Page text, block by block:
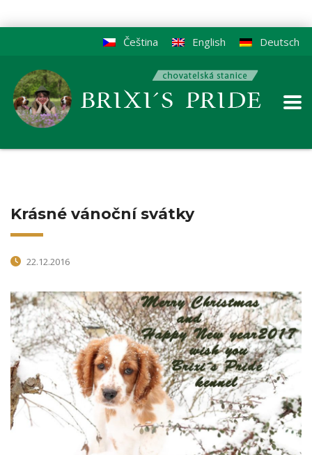
Deutsch
English
Čeština
Krásné vánoční svátky
22.12.2016